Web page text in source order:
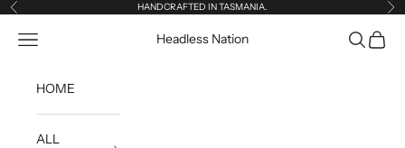
Skip to content
Previous HANDCRAFTED IN TASMANIA.
Headless Nation
Open navigation menu OpenOpen
HOME
ALL